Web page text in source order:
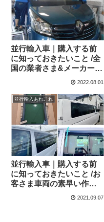
並行輸入車｜購入する前
に知っておきたいこと /全
国の業者さま&メーカーさ
まからのご依頼！
2022.08.01
並行輸入あれこれ
並行輸入車｜購入する前
に知っておきたいこと /お
客さま車両の素早い作
業！/全国の業者さんの迅
2021.09.07